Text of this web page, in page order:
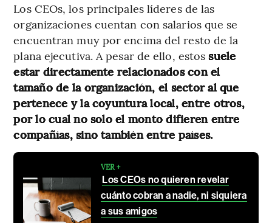
Los CEOs, los principales líderes de las
organizaciones cuentan con salarios que se
encuentran muy por encima del resto de la
plana ejecutiva. A pesar de ello, estossuele
estar directamente relacionados con el
tamaño de la organización, el sector al que
pertenece y la coyuntura local, entre otros,
por lo cual no solo el monto difieren entre
compañías, sino también entre países.
VER +
Los CEOs no quieren revelar
cuánto cobran a nadie, ni siquiera
a sus amigos